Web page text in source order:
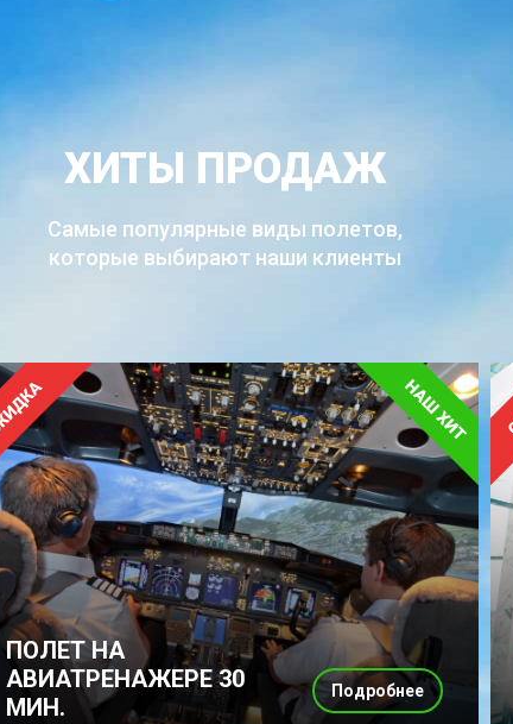
ХИТЫ ПРОДАЖ
Самые популярные виды полетов,
которые выбирают наши клиенты
ПОЛЕТ НА
АВИАТРЕНАЖЕРЕ 30
МИН.
Подробнее